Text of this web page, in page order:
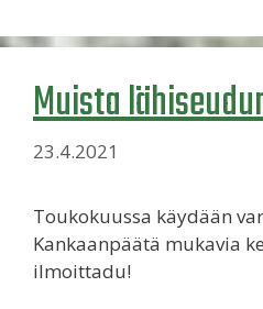
Muista
23.4.2021
Toukokuussa käydään
Kankaanpäätä mukavia
ilmoittadu!